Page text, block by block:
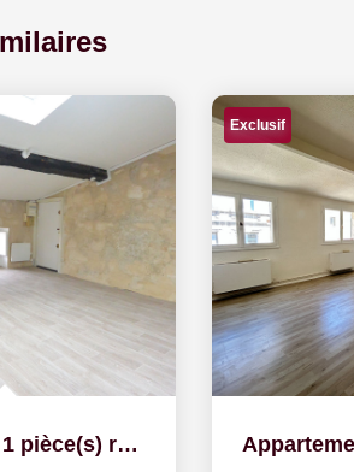
Appartement 1 pièce(s) rénové
Exclusif